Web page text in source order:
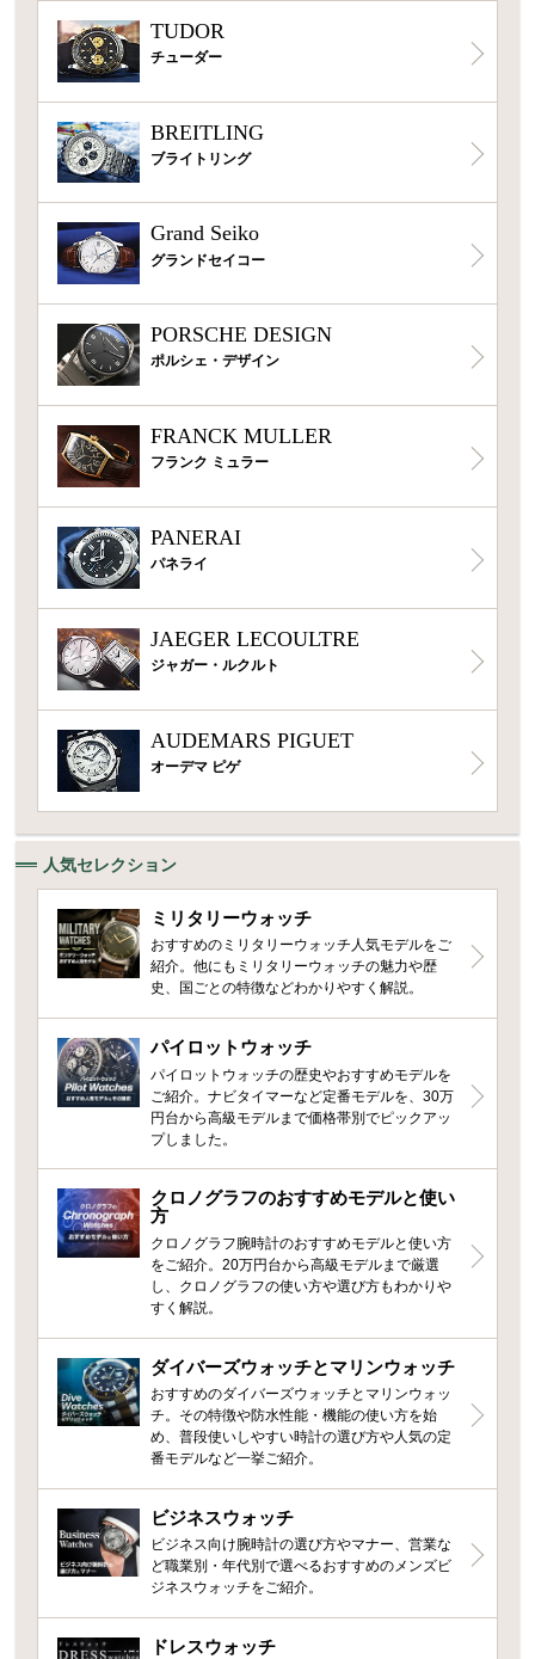
TUDOR
チューダー
BREITLING
ブライトリング
Grand Seiko
グランドセイコー
PORSCHE DESIGN
ポルシェ・デザイン
FRANCK MULLER
フランク ミュラー
PANERAI
パネライ
JAEGER LECOULTRE
ジャガー・ルクルト
AUDEMARS PIGUET
オーデマ ピゲ
人気セレクション
ミリタリーウォッチ
おすすめのミリタリーウォッチ人気モデルをご
紹介。他にもミリタリーウォッチの魅力や歴
史、国ごとの特徴などわかりやすく解説。
パイロットウォッチ
パイロットウォッチの歴史やおすすめモデルを
ご紹介。ナビタイマーなど定番モデルを、30万
円台から高級モデルまで価格帯別でピックアッ
プしました。
クロノグラフのおすすめモデルと使い
方
クロノグラフ腕時計のおすすめモデルと使い方
をご紹介。20万円台から高級モデルまで厳選
し、クロノグラフの使い方や選び方もわかりや
すく解説。
ダイバーズウォッチとマリンウォッチ
おすすめのダイバーズウォッチとマリンウォッ
チ。その特徴や防水性能・機能の使い方を始
め、普段使いしやすい時計の選び方や人気の定
番モデルなど一挙ご紹介。
ビジネスウォッチ
ビジネス向け腕時計の選び方やマナー、営業な
ど職業別・年代別で選べるおすすめのメンズビ
ジネスウォッチをご紹介。
ドレスウォッチ